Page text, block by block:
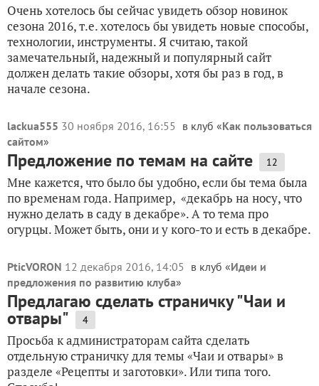
Очень хотелось бы сейчас увидеть обзор новинок
сезона 2016, т.е. хотелось бы увидеть новые способы,
технологии, инструменты. Я считаю, такой
замечательный, надежный и популярный сайт
должен делать такие обзоры, хотя бы раз в год, в
начале сезона.
lackua555 30 ноября 2016, 16:55 в клуб «Как пользоваться
сайтом»
Предложение по темам на сайте 12
Мне кажется, что было бы удобно, если бы тема была
по временам года. Например, «декабрь на носу, что
нужно делать в саду в декабре». А то тема про
огурцы. Может быть, они и у кого-то и есть в декабре.
PticVORON 12 декабря 2016, 14:05 в клуб «Идеи и
предложения по развитию клуба»
Предлагаю сделать страничку "Чаи и
отвары" 4
Просьба к администраторам сайта сделать
отдельную страничку для темы «Чаи и отвары» в
разделе «Рецепты и заготовки». Или типа того.